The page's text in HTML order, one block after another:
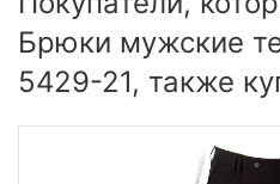
Брюки мужские
5429-21, также